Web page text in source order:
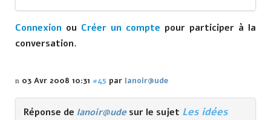
Connexion ou Créer un compte pour participer à la
conversation.
03 Avr 2008 10:31 #45 par lanoir@ude
Réponse de lanoir@udesur le sujet Les idées